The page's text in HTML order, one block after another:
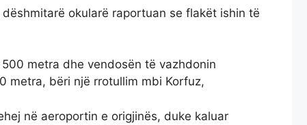
okularë raportuan se flakët ishin të
metra dhe vendosën të vazhdonin
metra, bëri një rrotullim mbi Korfuz,
në aeroportin e origjinës, duke kaluar